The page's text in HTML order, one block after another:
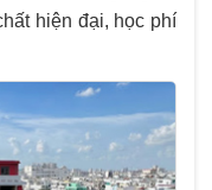
hiện đại, học phí